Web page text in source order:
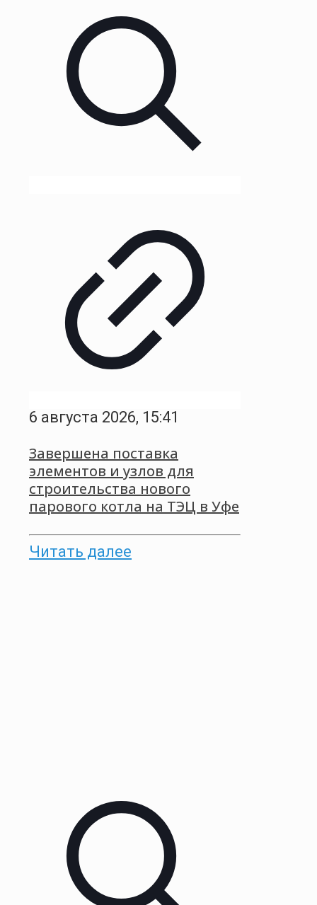
6 августа 2026, 15:41
Завершена поставка
элементов и узлов для
строительства нового
парового котла на ТЭЦ в Уфе
Читать далее